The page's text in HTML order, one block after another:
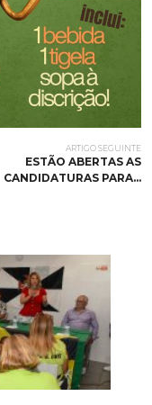
ARTIGO SEGUINTE
ESTÃO ABERTAS AS
CANDIDATURAS PARA…